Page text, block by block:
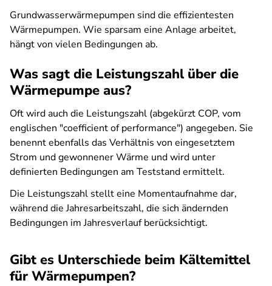
Grundwasserwärmepumpen sind die effizientesten
Wärmepumpen. Wie sparsam eine Anlage arbeitet,
hängt von vielen Bedingungen ab.
Was sagt die Leistungszahl über die
Wärmepumpe aus?
Oft wird auch die Leistungszahl (abgekürzt COP, vom
englischen "coefficient of performance") angegeben. Sie
benennt ebenfalls das Verhältnis von eingesetztem
Strom und gewonnener Wärme und wird unter
definierten Bedingungen am Teststand ermittelt.
Die Leistungszahl stellt eine Momentaufnahme dar,
während die Jahresarbeitszahl, die sich ändernden
Bedingungen im Jahresverlauf berücksichtigt.
Gibt es Unterschiede beim Kältemittel
für Wärmepumpen?